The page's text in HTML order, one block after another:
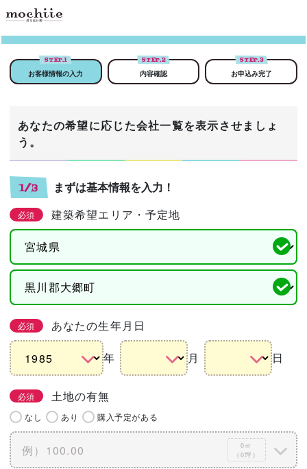
STEP.1
お客様情報の入力
STEP.2
内容確認
STEP.3
お申込み完了
あなたの希望に応じた会社一覧を表示させましょ
う。
1/3 まずは基本情報を入力！
必須 建築希望エリア・予定地
必須 あなたの生年月日
年 月 日
必須 土地の有無
なし あり 購入予定がある
0㎡
（0坪）